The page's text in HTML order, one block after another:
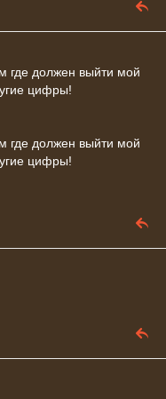
где должен выйти мой
цифры!
где должен выйти мой
цифры!